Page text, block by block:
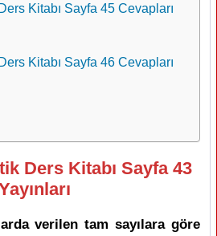
Kitabı Sayfa 45 Cevapları
Kitabı Sayfa 46 Cevapları
Ders Kitabı Sayfa 43
verilen tam sayılara göre